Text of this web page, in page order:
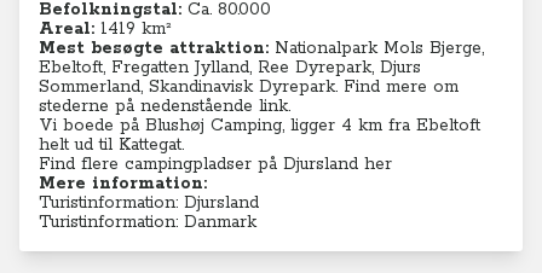
Befolkningstal: Ca. 80.000
Areal: 1419 km²
Mest besøgte attraktion: Nationalpark Mols Bjerge,
Ebeltoft, Fregatten Jylland, Ree Dyrepark, Djurs
Sommerland, Skandinavisk Dyrepark. Find mere om
stederne på nedenstående link.
Vi boede på Blushøj Camping, ligger 4 km fra Ebeltoft
helt ud til Kattegat.
Find flere campingpladser på Djursland her
Mere information:
Turistinformation: Djursland
Turistinformation: Danmark